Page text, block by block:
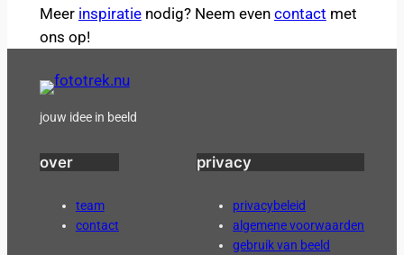
Meer inspiratienodig? Neem even contact met
ons op!
jouw idee in beeld
over
team
contact
privacy
privacybeleid
algemene voorwaarden
gebruik van beeld